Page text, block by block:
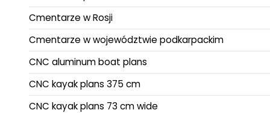
Cmentarze w Rosji
Cmentarze w województwie podkarpackim
CNC aluminum boat plans
CNC kayak plans 375 cm
CNC kayak plans 73 cm wide